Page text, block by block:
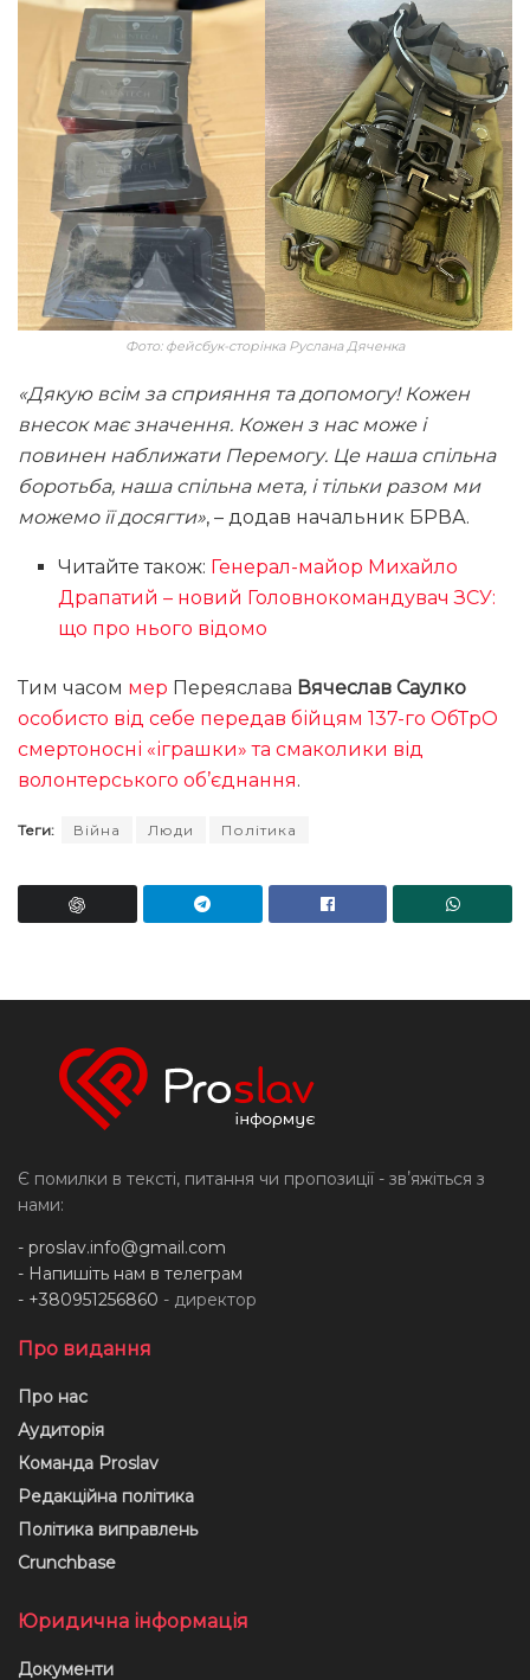
Фото: фейсбук-сторінка Руслана Дяченка
«Дякую всім за сприяння та допомогу! Кожен
внесок має значення. Кожен з нас може і
повинен наближати Перемогу. Це наша спільна
боротьба, наша спільна мета, і тільки разом ми
можемо її досягти», – додав начальник БРВА.
Читайте також: Генерал-майор Михайло
Драпатий – новий Головнокомандувач ЗСУ:
що про нього відомо
Тим часом мер Переяслава Вячеслав Саулко
особисто від себе передав бійцям 137-го ОбТрО
смертоносні «іграшки» та смаколики від
волонтерського об’єднання.
Теги: Війна Люди Політика
Є помилки в тексті, питання чи пропозиції - звʼяжіться з
нами:
- proslav.info@gmail.com
- Напишіть нам в телеграм
- +380951256860 - директор
Про видання
Про нас
Аудиторія
Команда Proslav
Редакційна політика
Політика виправлень
Crunchbase
Юридична інформація
Документи